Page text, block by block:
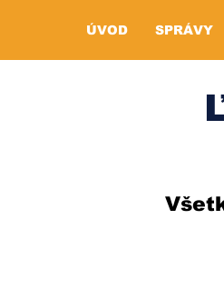
ÚVOD SPRÁVY